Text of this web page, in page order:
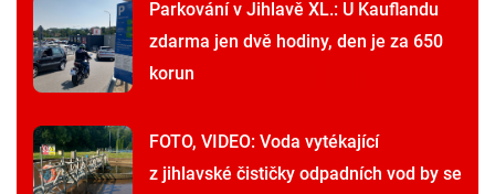
Parkování v Jihlavě XL.: U Kauflandu
zdarma jen dvě hodiny, den je za 650
korun
FOTO, VIDEO: Voda vytékající
z jihlavské čističky odpadních vod by se